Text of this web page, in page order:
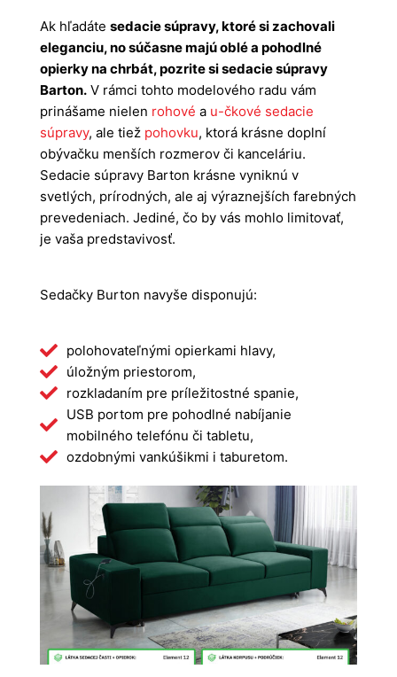
Ak hľadáte sedacie súpravy, ktoré si zachovali
eleganciu, no súčasne majú oblé a pohodlné
opierky na chrbát, pozrite si sedacie súpravy
Barton. V rámci tohto modelového radu vám
prinášame nielen rohové a u-čkové sedacie
súpravy, ale tiež pohovku, ktorá krásne doplní
obývačku menších rozmerov či kanceláriu.
Sedacie súpravy Barton krásne vyniknú v
svetlých, prírodných, ale aj výraznejších farebných
prevedeniach. Jediné, čo by vás mohlo limitovať,
je vaša predstavivosť.
Sedačky Burton navyše disponujú:
polohovateľnými opierkami hlavy,
úložným priestorom,
rozkladaním pre príležitostné spanie,
USB portom pre pohodlné nabíjanie
mobilného telefónu či tabletu,
ozdobnými vankúšikmi i taburetom.